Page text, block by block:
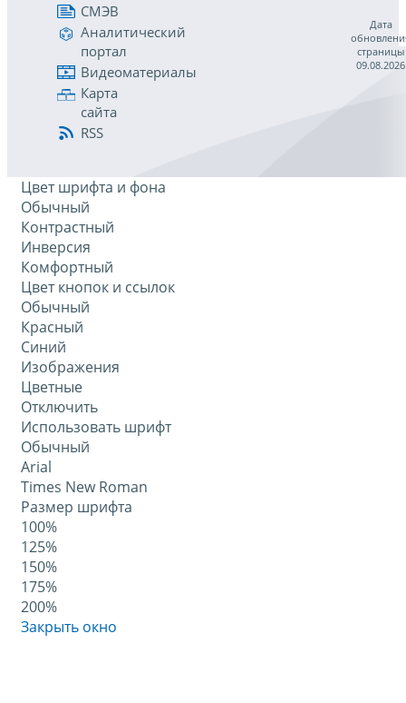
СМЭВ
Аналитический
портал
Видеоматериалы
Карта
сайта
RSS
Дата
страницы
09.08.2026
Цвет шрифта и фона
Обычный
Контрастный
Инверсия
Комфортный
Цвет кнопок и ссылок
Обычный
Красный
Синий
Изображения
Цветные
Отключить
Использовать шрифт
Обычный
Arial
Times New Roman
Размер шрифта
100%
125%
150%
175%
200%
Закрыть окно